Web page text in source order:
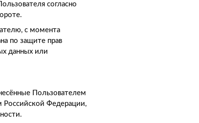
согласно
с момента
по защите прав
данных или
Пользователем
Российской Федерации,